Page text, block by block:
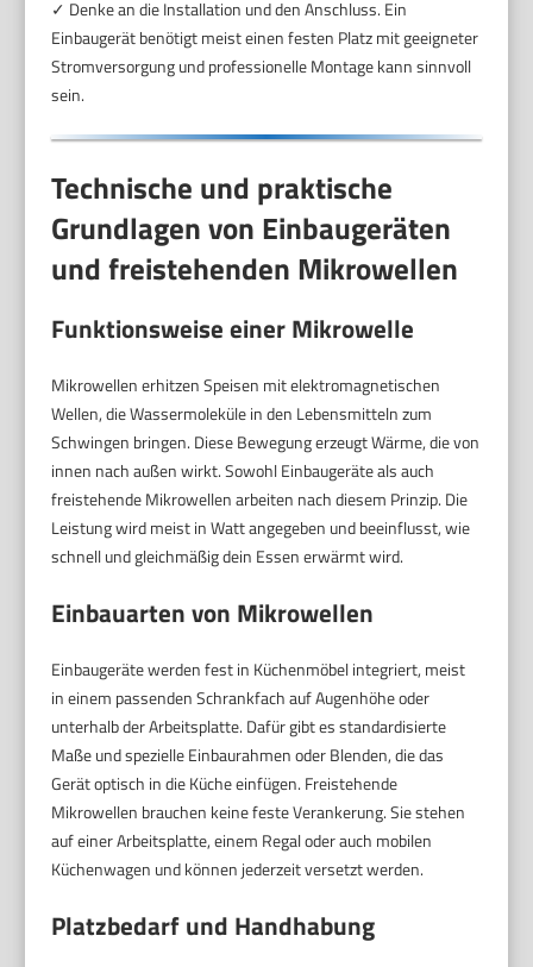
✓ Denke an die Installation und den Anschluss. Ein
Einbaugerät benötigt meist einen festen Platz mit geeigneter
Stromversorgung und professionelle Montage kann sinnvoll
sein.
Technische und praktische
Grundlagen von Einbaugeräten
und freistehenden Mikrowellen
Funktionsweise einer Mikrowelle
Mikrowellen erhitzen Speisen mit elektromagnetischen
Wellen, die Wassermoleküle in den Lebensmitteln zum
Schwingen bringen. Diese Bewegung erzeugt Wärme, die von
innen nach außen wirkt. Sowohl Einbaugeräte als auch
freistehende Mikrowellen arbeiten nach diesem Prinzip. Die
Leistung wird meist in Watt angegeben und beeinflusst, wie
schnell und gleichmäßig dein Essen erwärmt wird.
Einbauarten von Mikrowellen
Einbaugeräte werden fest in Küchenmöbel integriert, meist
in einem passenden Schrankfach auf Augenhöhe oder
unterhalb der Arbeitsplatte. Dafür gibt es standardisierte
Maße und spezielle Einbaurahmen oder Blenden, die das
Gerät optisch in die Küche einfügen. Freistehende
Mikrowellen brauchen keine feste Verankerung. Sie stehen
auf einer Arbeitsplatte, einem Regal oder auch mobilen
Küchenwagen und können jederzeit versetzt werden.
Platzbedarf und Handhabung